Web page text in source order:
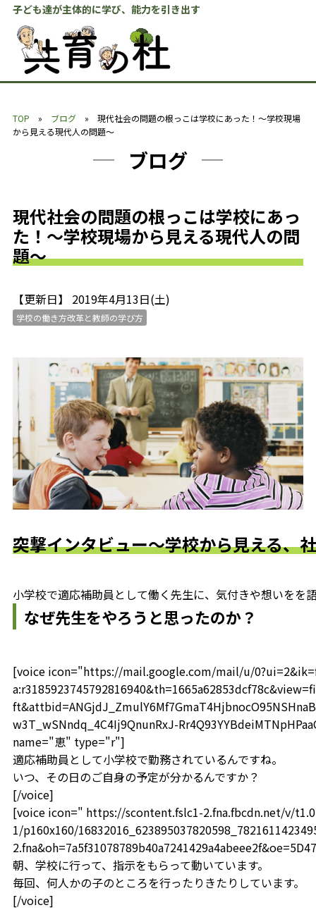
子ども達が主体的に学び、能力を引き出す
TOP » ブログ» 現代社会の問題の根っこは学校にあった！～学校現場
から見える現代人の問題～
ブログ
現代社会の問題の根っこは学校にあっ
た！～学校現場から見える現代人の問
題～
【更新日】 2019年4月13日(土)
学校の働き方改革と教師の学び方
突撃インタビュー～学校から見える、
小学校で適応補助員として働く先生に、気付きや想いをを
なぜ先生をやろうと思ったのか？
[voice icon="https://mail.google.com/mail/u/
w3T_wSNndq_4C4Ij9QnunRxJ-
name="恵" type="r"]
適応補助員として小学校で勤務されているんですね。
いつ、その日のご自身の予定が分かるんですか？
[/voice]
[voice icon=" https://scontent.fslc1-2.fna.fbcdn.net/v/
1/p160x160/
朝、学校に行って、指示をもらって動いています。
毎回、何人かの子のところを行ったりきたりしています。
[/voice]